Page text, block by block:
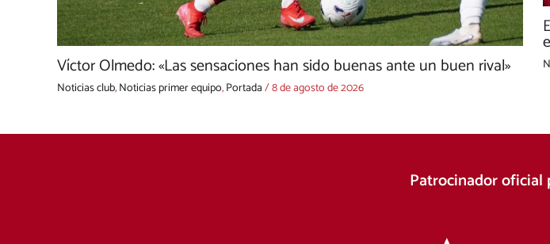
Víctor Olmedo: «Las sensaciones han sido buenas ante un buen rival»
Noticias club,Noticias primer equipo,Portada/8 de agosto de 2026
Patrocinador oficial